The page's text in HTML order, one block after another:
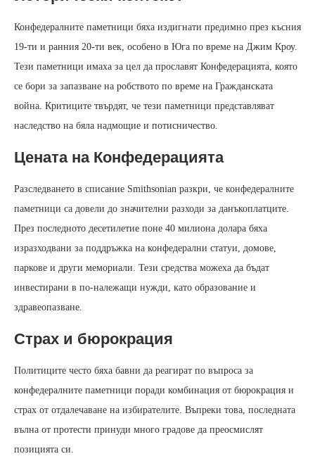
Конфедералните паметници бяха издигнати предимно през късния
19‑ти и ранния 20‑ти век, особено в Юга по време на Джим Кроу.
Тези паметници имаха за цел да прославят Конфедерацията, която
се бори за запазване на робството по време на Гражданската
война. Критиците твърдят, че тези паметници представляват
наследство на бяла надмощие и потисничество.
Цената на Конфедерацията
Разследването в списание Smithsonian разкри, че конфедералните
паметници са довели до значителни разходи за данъкоплатците.
През последното десетилетие поне 40 милиона долара бяха
изразходвани за поддръжка на конфедерални статуи, домове,
паркове и други мемориали. Тези средства можеха да бъдат
инвестирани в по-належащи нужди, като образование и
здравеопазване.
Страх и бюрокрация
Политиците често бяха бавни да реагират по въпроса за
конфедералните паметници поради комбинация от бюрокрация и
страх от отдалечаване на избирателите. Въпреки това, последната
вълна от протести принуди много градове да преосмислят
позицията си.